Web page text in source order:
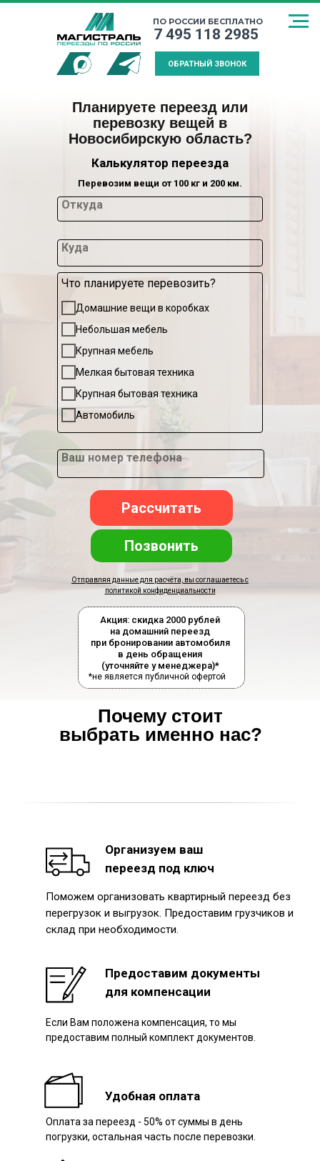
ТРАНСПОРТИРОВКИ
ПЕРЕЕЗД
ПО РОССИИ БЕСПЛАТНО
7 495 118 2985
ОБРАТНЫЙ ЗВОНОК
Планируете переезд или
перевозку вещей в
Новосибирскую область?
Калькулятор переезда
Откуда
Куда
Что планируете перевозить?
Домашние вещи в коробках
Небольшая мебель
Крупная мебель
Мелкая бытовая техника
Крупная бытовая техника
Автомобиль
Ваш номер телефона
Рассчитать
Отправляя данные для расчёта, вы соглашаетесь с
политикой конфиденциальности
Акция: скидка 2000 рублей
на домашний переезд
при бронировании автомобиля
в день обращения
(уточняйте у менеджера)*
*не является публичной офертой
Позвонить
Перевозим вещи от 100 кг и 200 км.
Почему стоит
выбрать именно нас?
Организуем ваш
переезд под ключ
Предоставим документы
для компенсации
Удобная оплата
Поможем организовать квартирный переезд без
перегрузок и выгрузок. Предоставим грузчиков и
склад при необходимости.
Если Вам положена компенсация, то мы
предоставим полный комплект документов.
Оплата за переезд - 50% от суммы в день
погрузки, остальная часть после перевозки.